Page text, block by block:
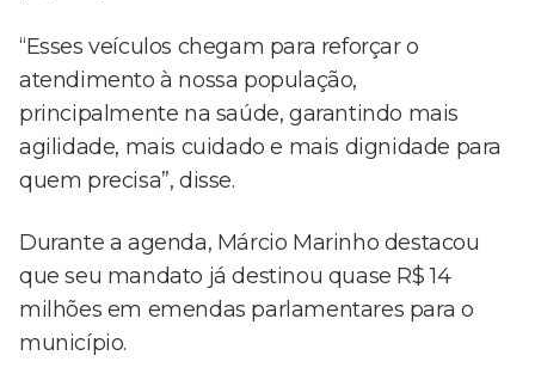
“Esses veículos chegam para reforçar o
atendimento à nossa população,
principalmente na saúde, garantindo mais
agilidade, mais cuidado e mais dignidade para
quem precisa”, disse.
Durante a agenda, Márcio Marinho destacou
que seu mandato já destinou quase R$ 14
milhões em emendas parlamentares para o
município.